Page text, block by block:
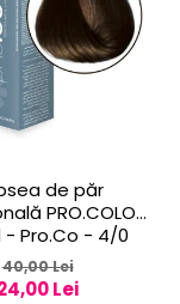
de păr
PRO.COLOR
- Pro.Co - 4/0
NATURAL
40,00 Lei
Lei